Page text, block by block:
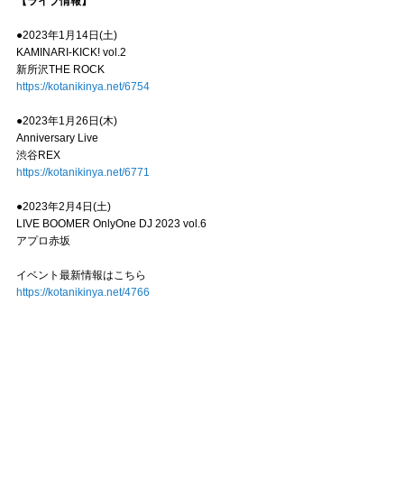
●2023年1月14日(土)
KAMINARI-KICK! vol.2
新所沢THE ROCK
https://kotanikinya.net/6754
●2023年1月26日(木)
Anniversary Live
渋谷REX
https://kotanikinya.net/6771
●2023年2月4日(土)
LIVE BOOMER OnlyOne DJ 2023 vol.6
アプロ赤坂
イベント最新情報はこちら
https://kotanikinya.net/4766